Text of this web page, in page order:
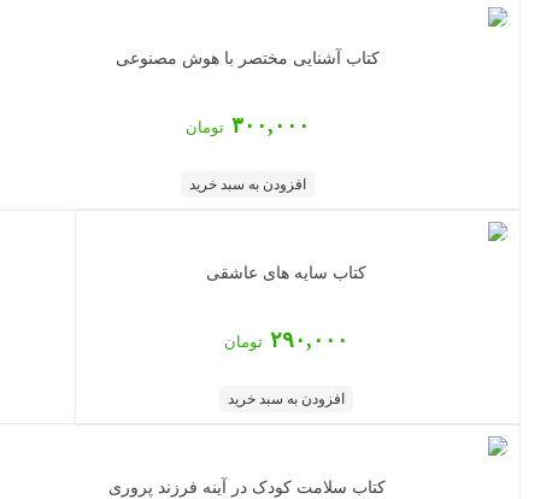
کتاب آشنایی مختصر با هوش مصنوعی
۳۰۰,۰۰۰ تومان
افزودن به سبد خرید
کتاب سایه های عاشقی
۲۹۰,۰۰۰ تومان
افزودن به سبد خرید
کتاب سلامت کودک در آینه فرزند پروری